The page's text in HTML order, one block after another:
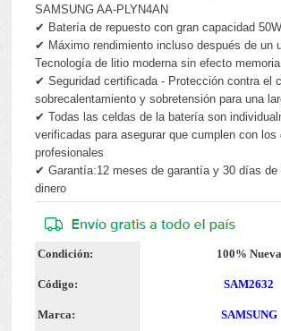
SAMSUNG AA-PLYN4AN
✔ Batería de repuesto con gran capacidad
✔ Máximo rendimiento incluso después de un
Tecnología de litio moderna sin efecto memoria
✔ Seguridad certificada - Protección contra el
sobrecalentamiento y sobretensión para una
✔ Todas las celdas de la batería son
verificadas para asegurar que cumplen con los
profesionales
✔ Garantía:12 meses de garantía y 30 días de
dinero
Condición: 100% Nueva
Código: SAM2632
Marca: SAMSUNG